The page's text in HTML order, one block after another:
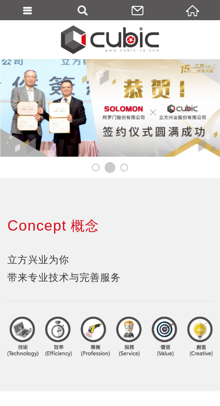
Concept 概念
立方兴业为你
带来专业技术与完善服务